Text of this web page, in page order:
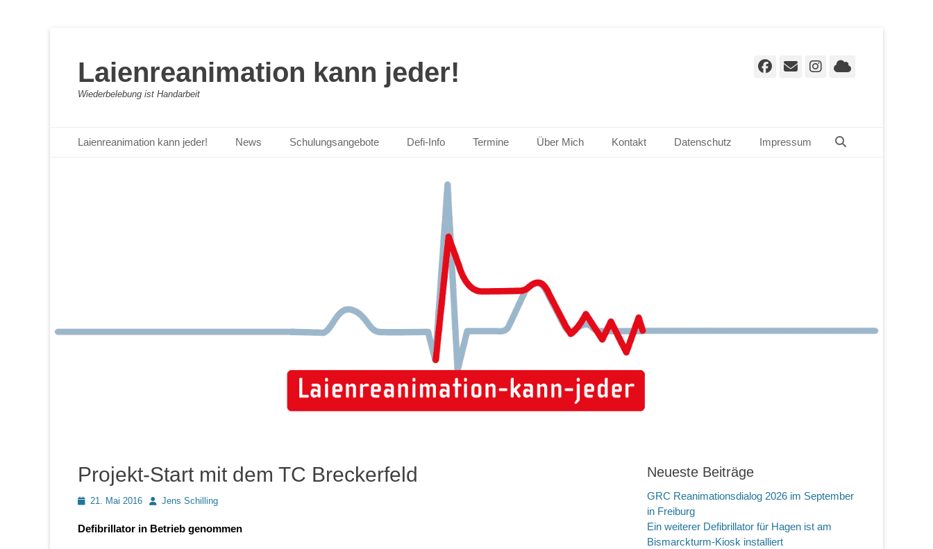
Laienreanimation kann jeder!
Wiederbelebung ist Handarbeit
Facebook
E-
Instagram
Cloud
Primäres Menü
Inhalt
Laienreanimation kann jeder! News Schulungsangebote Defi-Info Termine Über Mich Kontakt Datenschutz Impressum
Projekt-Start mit dem TC Breckerfeld
Posted21. Mai 2016 AutorJens Schilling
Defibrillator in Betrieb genommen
Neueste Beiträge
GRC Reanimationsdialog 2026 im September
in Freiburg
Ein weiterer Defibrillator für Hagen ist am
Bismarckturm-Kiosk installiert